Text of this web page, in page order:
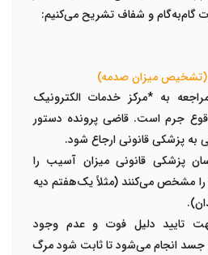
گام‌به‌گام و شفاف تشریح می‌کنیم:
به*مرکز خدمات الکترونیک
جرم است. قاضی پرونده دستور
به پزشکی قانونیارجاع شود.
پزشکی قانونی میزان آسیب را
را مشخص می‌کنند (مثلاً یک‌هفتم دیه
تایید دلیل فوت و عدم وجود
جسد انجام می‌شود تا ثابت شود مرگ